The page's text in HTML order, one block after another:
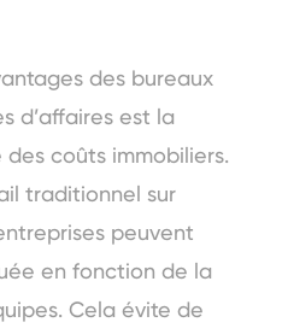
des bureaux
d’affaires est la
coûts immobiliers.
traditionnel sur
peuvent
en fonction de la
Cela évite de